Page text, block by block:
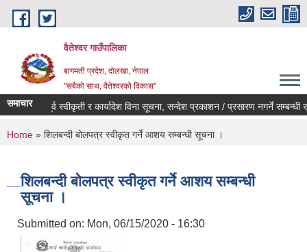
Skip to main content
वैतेश्वर गाउँपालिका
बागमती प्रदेश, दाेलखा, नेपाल
"सबैको साथ, वैतेश्वरको विकास"
समाचारपूर्व स्वीकृती र कार्यादेश विना सूचना, सन्देश प्रकाशन / प्रसारण नगर्ने सम्बन्धी
You are here
Home » शिलबन्दी बाेलपत्र स्वीकृत गर्ने आशय सम्बन्धी सूचना ।
शिलबन्दी बाेलपत्र स्वीकृत गर्ने आशय सम्बन्धी
सूचना ।
Submitted on: Mon, 06/15/2020 - 16:30